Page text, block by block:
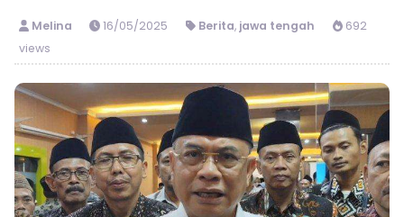
Melina 16/05/2025 Berita, jawa tengah
692
views